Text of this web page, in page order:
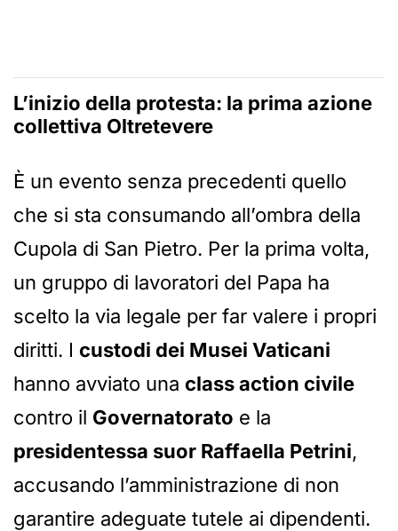
L’inizio della protesta: la prima azione
collettiva Oltretevere
È un evento senza precedenti quello
che si sta consumando all’ombra della
Cupola di San Pietro. Per la prima volta,
un gruppo di lavoratori del Papa ha
scelto la via legale per far valere i propri
diritti. I custodi dei Musei Vaticani
hanno avviato una class action civile
contro il Governatorato e la
presidentessa suor Raffaella Petrini,
accusando l’amministrazione di non
garantire adeguate tutele ai dipendenti.